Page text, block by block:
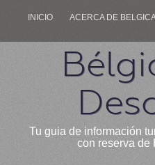
INICIO ACERCA DE
Tu guia de información
con reserva de